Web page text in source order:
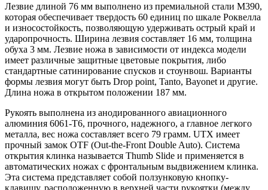
Лезвие длиной 76 мм выполнено из премиальной стали M390,
которая обеспечивает твердость 60 единиц по шкале Роквелла
и износостойкость, позволяющую удерживать острый край и
ударопрочность. Ширина лезвия составляет 16 мм, толщина
обуха 3 мм. Лезвие ножа в зависимости от индекса модели
имеет различные защитные цветовые покрытия, либо
стандартные сатинирование спусков и стоунвош. Варианты
формы лезвия могут быть Drop point, Tanto, Bayonet и другие.
Длина ножа в открытом положении 187 мм.
Рукоять выполнена из анодированного авиационного
алюминия 6061-T6, прочного, надежного, а главное легкого
металла, вес ножа составляет всего 79 грамм. UTX имеет
прочный замок OTF (Out-the-Front Double Auto). Система
открытия клинка называется Thumb Slide и применяется в
автоматических ножах с фронтальным выдвижением клинка.
Эта система представляет собой ползунковую кнопку-
клавишу, расположенную в верхней части рукоятки (между